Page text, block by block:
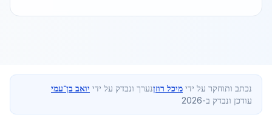
נכתב ותוחקר על ידי מיכל רוזןנערך ונבדק על ידי יואב בן־עמי
עודכן ונבדק ב-2026